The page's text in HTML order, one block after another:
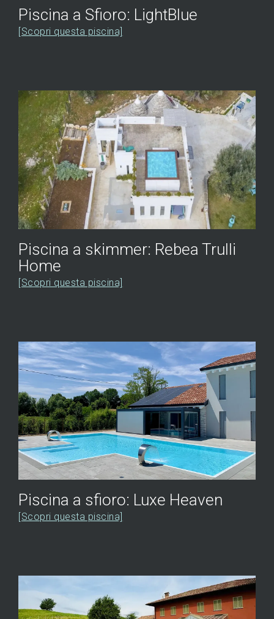
Piscina a Sfioro: LightBlue
[Scopri questa piscina]
Piscina a skimmer: Rebea Trulli
Home
[Scopri questa piscina]
Piscina a sfioro: Luxe Heaven
[Scopri questa piscina]